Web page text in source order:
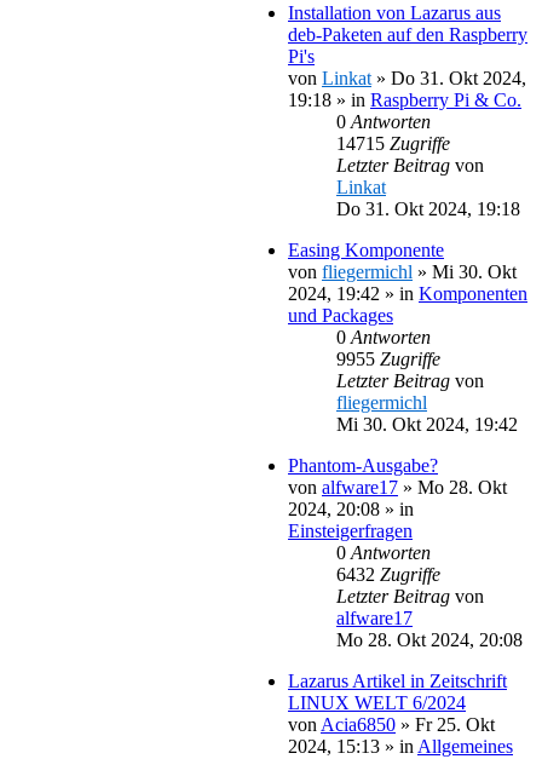
Installation von Lazarus aus
deb-Paketen auf den Raspberry
Pi's
von Linkat » Do 31. Okt 2024,
19:18 » in Raspberry Pi & Co.
0 Antworten
14715 Zugriffe
Letzter Beitrag von
Linkat
Do 31. Okt 2024, 19:18
Easing Komponente
von fliegermichl » Mi 30. Okt
2024, 19:42 » in Komponenten
und Packages
0 Antworten
9955 Zugriffe
Letzter Beitrag von
fliegermichl
Mi 30. Okt 2024, 19:42
Phantom-Ausgabe?
von alfware17 » Mo 28. Okt
2024, 20:08 » in
Einsteigerfragen
0 Antworten
6432 Zugriffe
Letzter Beitrag von
alfware17
Mo 28. Okt 2024, 20:08
Lazarus Artikel in Zeitschrift
LINUX WELT 6/2024
von Acia6850 » Fr 25. Okt
2024, 15:13 » in Allgemeines